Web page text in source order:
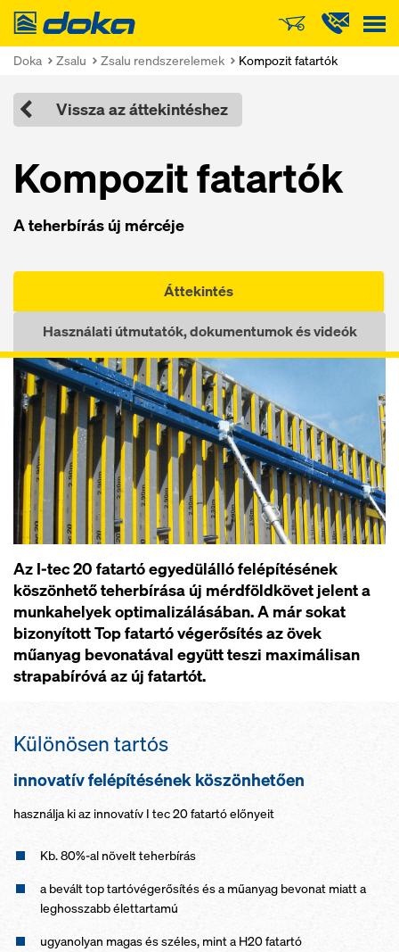
Doka
Doka Zsalu Zsalu rendszerelemek Kompozit fatartók
Vissza az áttekintéshez
Kompozit fatartók
A teherbírás új mércéje
Áttekintés
Használati útmutatók, dokumentumok és videók
Az I-tec 20 fatartó egyedülálló felépítésének
köszönhető teherbírása új mérdföldkövet jelent a
munkahelyek optimalizálásában. A már sokat
bizonyított Top fatartó végerősítés az övek
műanyag bevonatával együtt teszi maximálisan
strapabíróvá az új fatartót.
Különösen tartós
innovatív felépítésének köszönhetően
használja ki az innovatív I tec 20 fatartó előnyeit
Kb. 80%-al növelt teherbírás
a bevált top tartóvégerősítés és a műanyag bevonat miatt a
leghosszabb élettartamú
ugyanolyan magas és széles, mint a H20 fatartó